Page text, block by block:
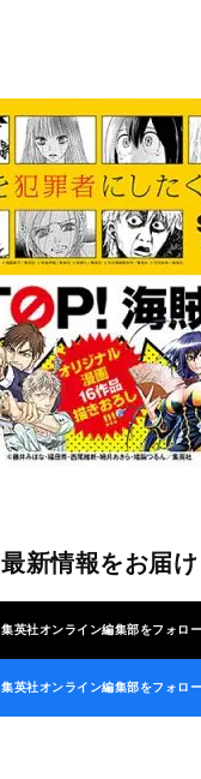
最新情報をお届け
集英社オンライン編集部をフォロ
集英社オンライン編集部をフォロ